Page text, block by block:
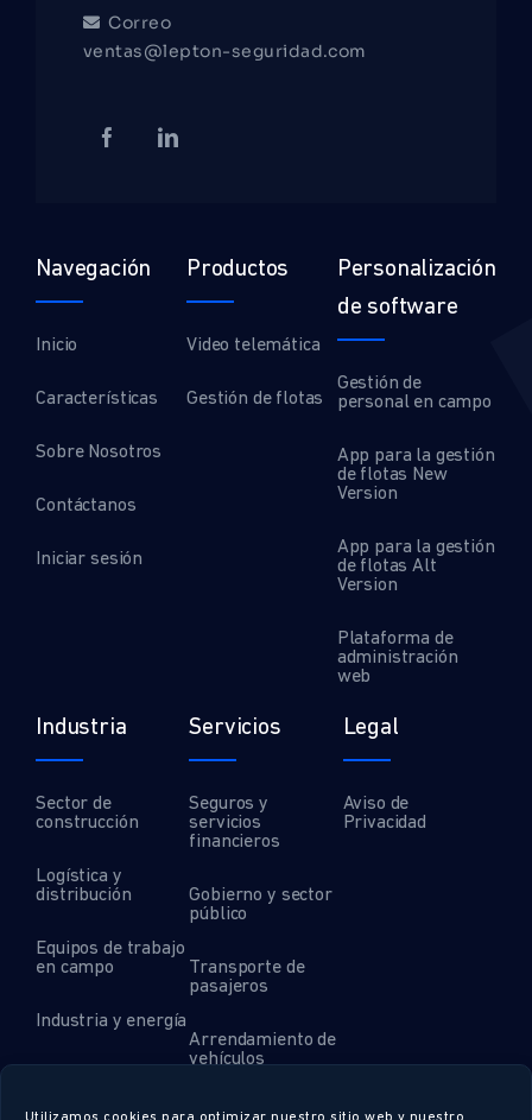
Correo
ventas@lepton-seguridad.com
Navegación
Inicio
Características
Sobre Nosotros
Contáctanos
Iniciar sesión
Productos
Video telemática
Gestión de flotas
Personalización
de software
Gestión de
personal en campo
App para la gestión
de flotas New
Version
App para la gestión
de flotas Alt
Version
Plataforma de
administración
web
Industria
Sector de
construcción
Logística y
distribución
Equipos de trabajo
en campo
Industria y energía
Servicios
Seguros y
servicios
financieros
Gobierno y sector
público
Transporte de
pasajeros
Arrendamiento de
vehículos
Legal
Aviso de
Privacidad